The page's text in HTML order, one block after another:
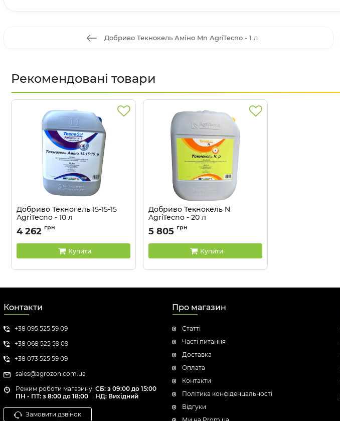
Добриво Текнокель Аміно Mn AgriTecno - 1 л
Рекомендовані товари
Добриво Текногель 15-15-15
AgriTecno - 10 л
Артикул: 3201043
4 262 грн
Купити
Добриво Текнокель N
AgriTecno - 20 л
Артикул: 3201052
5 805 грн
Купити
Контакти
+38 095 525 59 09
+38 068 525 59 09
+38 073 525 59 09
sales@agrozon.com.ua
Режим роботи магазину:
ПН - ПТ: з 8:00 до 18:00
СБ: з 09:00 до 15:00
НД: Вихідний
Замовити дзвінок
Про магазин
Статті
Часті питання
Доставка
Оплата
Контакти
Політика конфіденцальності
Відгуки